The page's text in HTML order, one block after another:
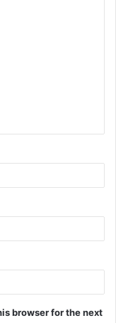
browser for the next